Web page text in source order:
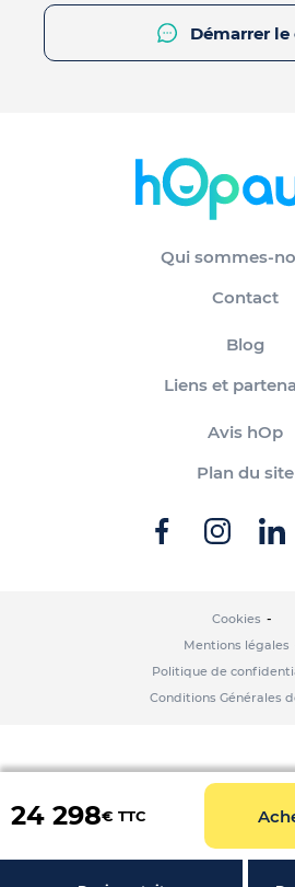
24 298€ TTC
Démarrer le
Qui sommes-
Contact
Blog
Liens et
Avis hOp
Plan du site
Cookies
Mentions légales
Politique de
Conditions Générales